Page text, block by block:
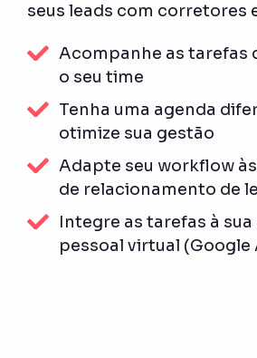
seus leads com corretores
Acompanhe as tarefas
o seu time
Tenha uma agenda
otimize sua gestão
Adapte seu workflow
de relacionamento de
Integre as tarefas à sua
pessoal virtual (Google